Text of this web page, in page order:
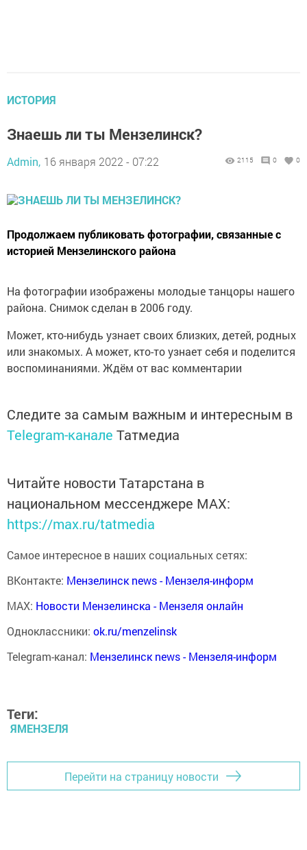
ИСТОРИЯ
Знаешь ли ты Мензелинск?
Admin, 16 января 2022 - 07:22 2115 0 0
Продолжаем публиковать фотографии, связанные с
историей Мензелинского района
На фотографии изображены молодые танцоры нашего
района. Снимок сделан в 2006 году.
Может, кто-нибудь узнает своих близких, детей, родных
или знакомых. А может, кто-то узнает себя и поделится
воспоминаниями. Ждём от вас комментарии
Следите за самым важным и интересным в
Telegram-канале Татмедиа
Читайте новости Татарстана в
национальном мессенджере MАХ:
https://max.ru/tatmedia
Самое интересное в наших социальных сетях:
ВКонтакте: Мензелинск news - Мензеля-информ
MAX: Новости Мензелинска - Мензеля онлайн
Одноклассники: ok.ru/menzelinsk
Telegram-канал: Мензелинск news - Мензеля-информ
Теги:
ЯМЕНЗЕЛЯ
Перейти на страницу новости